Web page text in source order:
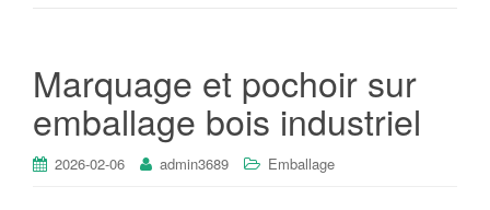
Marquage et pochoir sur
emballage bois industriel
2026-02-06 admin3689 Emballage